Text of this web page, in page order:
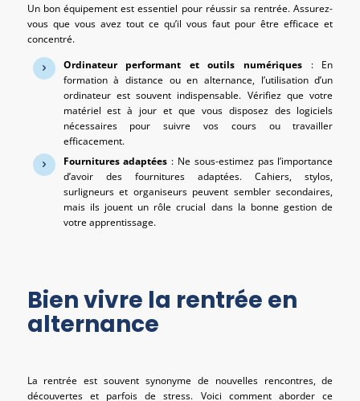
Un bon équipement est essentiel pour réussir sa rentrée. Assurez-
vous que vous avez tout ce qu’il vous faut pour être efficace et
concentré.
Ordinateur performant et outils numériques : En
formation à distance ou en alternance, l’utilisation d’un
ordinateur est souvent indispensable. Vérifiez que votre
matériel est à jour et que vous disposez des logiciels
nécessaires pour suivre vos cours ou travailler
efficacement.
Fournitures adaptées : Ne sous-estimez pas l’importance
d’avoir des fournitures adaptées. Cahiers, stylos,
surligneurs et organiseurs peuvent sembler secondaires,
mais ils jouent un rôle crucial dans la bonne gestion de
votre apprentissage.
Bien vivre la rentrée en
alternance
La rentrée est souvent synonyme de nouvelles rencontres, de
découvertes et parfois de stress. Voici comment aborder ce